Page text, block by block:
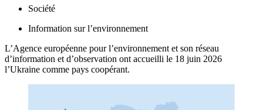
Société
Information sur l’environnement
L’Agence européenne pour l’environnement et son réseau
d’information et d’observation ont accueilli le 18 juin 2026
l’Ukraine comme pays coopérant.